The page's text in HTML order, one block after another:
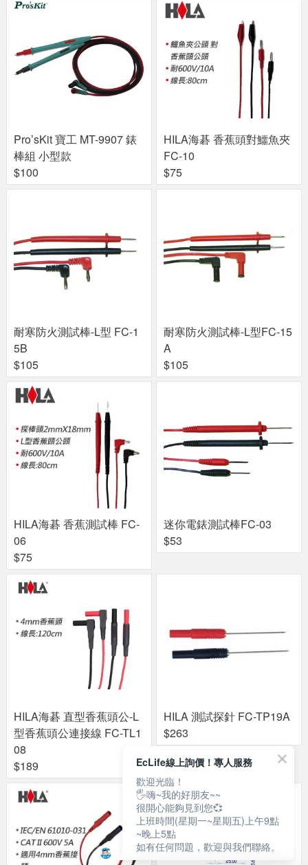
Pro’sKit 寶工 MT-9907 錶
棒組 小型款
$100
HILA海碁 香蕉頭對鱷魚夾
FC-10
$75
耐寒防火測試棒-L型 FC-1
5B
$105
耐寒防火測試棒-L型FC-15
A
$105
HILA海碁 香蕉測試棒 FC-
06
$75
迷你電錶測試棒FC-03
$53
HILA海碁 直型香蕉頭公-L
型香蕉頭公連接線 FC-TL1
08
$189
HILA 測試探針 FC-TP19A
$263
EcLife線上詢價！專人服務
歡迎光臨！
🖐嗨~我的好朋友~~
很開心能夠見到您💞
上班時間(星期一~星期五)上午9點
~晚上5點
如有任何問題，歡迎與我們聯絡。